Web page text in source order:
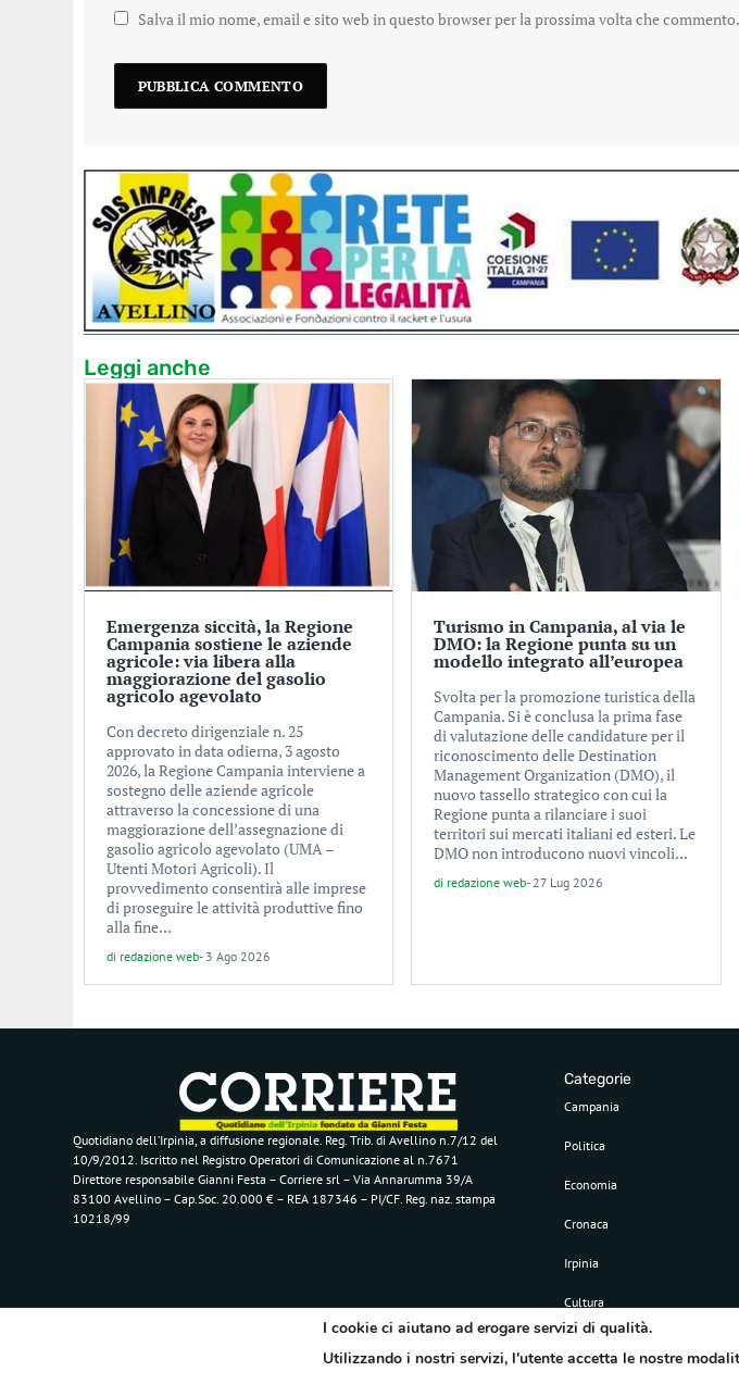
Salva il mio nome, email e sito web in questo browser per la prossima volta che commento.
Leggi anche
Emergenza siccità, la Regione
Campania sostiene le aziende
agricole: via libera alla
maggiorazione del gasolio
agricolo agevolato
Con decreto dirigenziale n. 25
approvato in data odierna, 3 agosto
2026, la Regione Campania interviene a
sostegno delle aziende agricole
attraverso la concessione di una
maggiorazione dell’assegnazione di
gasolio agricolo agevolato (UMA –
Utenti Motori Agricoli). Il
provvedimento consentirà alle imprese
di proseguire le attività produttive fino
alla fine...
di redazione web- 3 Ago 2026
Turismo in Campania, al via le
DMO: la Regione punta su un
modello integrato all’europea
Svolta per la promozione turistica della
Campania. Si è conclusa la prima fase
di valutazione delle candidature per il
riconoscimento delle Destination
Management Organization (DMO), il
nuovo tassello strategico con cui la
Regione punta a rilanciare i suoi
territori sui mercati italiani ed esteri. Le
DMO non introducono nuovi vincoli...
di redazione web- 27 Lug 2026
Quotidiano dell’Irpinia, a diffusione regionale. Reg. Trib. di Avellino n.7/12 del
10/9/2012. Iscritto nel Registro Operatori di Comunicazione al n.7671
Direttore responsabile Gianni Festa – Corriere srl – Via Annarumma 39/A
83100 Avellino – Cap.Soc. 20.000 € – REA 187346 – PI/CF. Reg. naz. stampa
10218/99
Categorie
Campania
Politica
Economia
Cronaca
Irpinia
Cultura
I cookie ci aiutano ad erogare servizi di qualità.
Utilizzando i nostri servizi, l'utente accetta le nostre